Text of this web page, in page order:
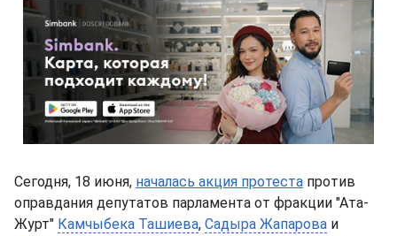
Сегодня, 18 июня, началась акция протеста против
оправдания депутатов парламента от фракции "Ата-
Журт" Камчыбека Ташиева, Садыра Жапарова и